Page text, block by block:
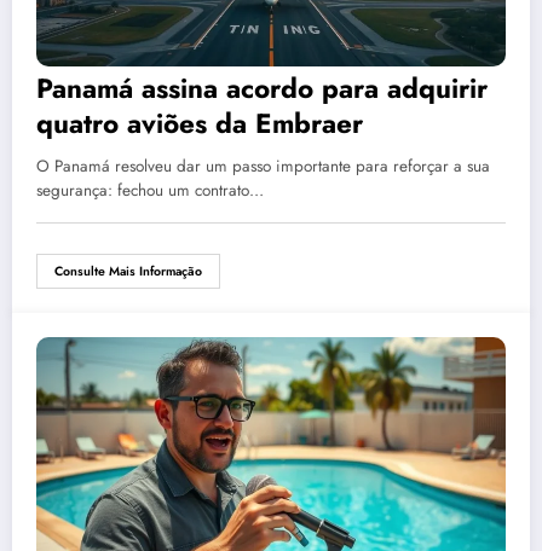
Panamá assina acordo para adquirir
quatro aviões da Embraer
O Panamá resolveu dar um passo importante para reforçar a sua
segurança: fechou um contrato…
Consulte Mais Informação